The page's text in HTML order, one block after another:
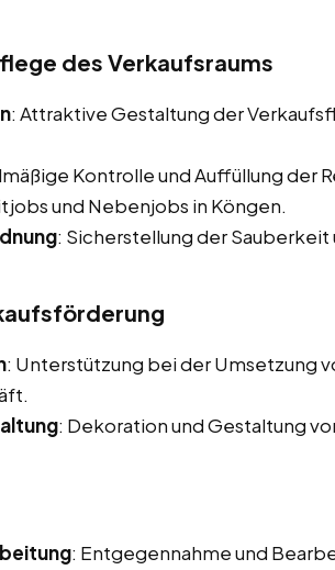
des Verkaufsraums
: Attraktive Gestaltung der
Kontrolle und Auffüllung der
und Nebenjobs in Köngen.
: Sicherstellung der Sauberkeit
: Unterstützung bei der Umsetzung
: Dekoration und Gestaltung
: Entgegennahme und